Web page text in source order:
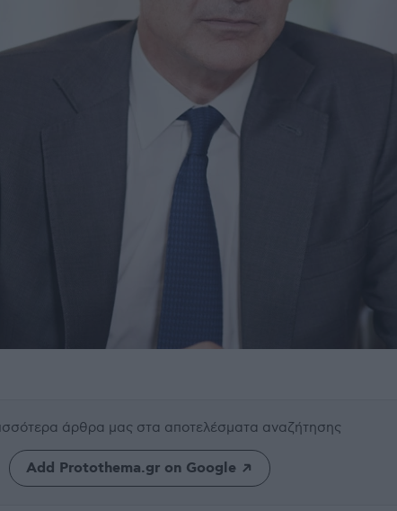
άρθρα μας στα αποτελέσματα αναζήτησης
Add Protothema.gr on Google